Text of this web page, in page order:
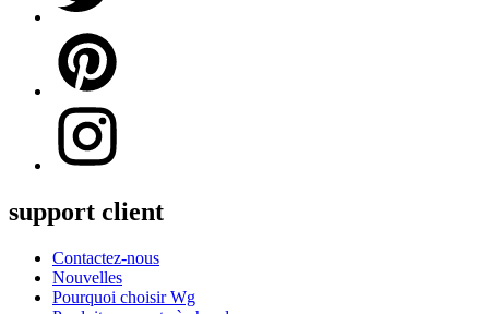
support client
Contactez-nous
Nouvelles
Pourquoi choisir Wg